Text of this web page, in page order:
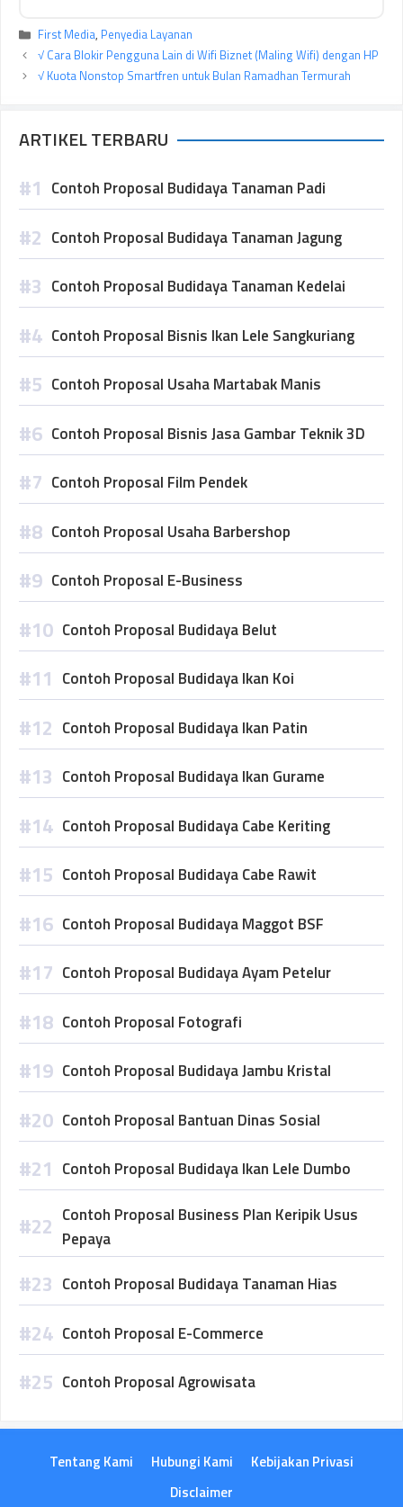
Kategori
First Media, Penyedia Layanan
√ Cara Blokir Pengguna Lain di Wifi Biznet (Maling Wifi) dengan HP
√ Kuota Nonstop Smartfren untuk Bulan Ramadhan Termurah
ARTIKEL TERBARU
Contoh Proposal Budidaya Tanaman Padi
Contoh Proposal Budidaya Tanaman Jagung
Contoh Proposal Budidaya Tanaman Kedelai
Contoh Proposal Bisnis Ikan Lele Sangkuriang
Contoh Proposal Usaha Martabak Manis
Contoh Proposal Bisnis Jasa Gambar Teknik 3D
Contoh Proposal Film Pendek
Contoh Proposal Usaha Barbershop
Contoh Proposal E-Business
Contoh Proposal Budidaya Belut
Contoh Proposal Budidaya Ikan Koi
Contoh Proposal Budidaya Ikan Patin
Contoh Proposal Budidaya Ikan Gurame
Contoh Proposal Budidaya Cabe Keriting
Contoh Proposal Budidaya Cabe Rawit
Contoh Proposal Budidaya Maggot BSF
Contoh Proposal Budidaya Ayam Petelur
Contoh Proposal Fotografi
Contoh Proposal Budidaya Jambu Kristal
Contoh Proposal Bantuan Dinas Sosial
Contoh Proposal Budidaya Ikan Lele Dumbo
Contoh Proposal Business Plan Keripik Usus
Pepaya
Contoh Proposal Budidaya Tanaman Hias
Contoh Proposal E-Commerce
Contoh Proposal Agrowisata
Tentang Kami Hubungi Kami
Kebijakan Privasi
Disclaimer